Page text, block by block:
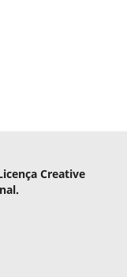
Creative